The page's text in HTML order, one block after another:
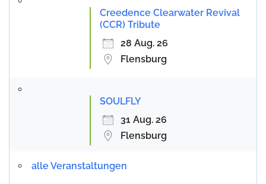
Creedence Clearwater Revival
(CCR) Tribute
28 Aug. 26
Flensburg
SOULFLY
31 Aug. 26
Flensburg
alle Veranstaltungen